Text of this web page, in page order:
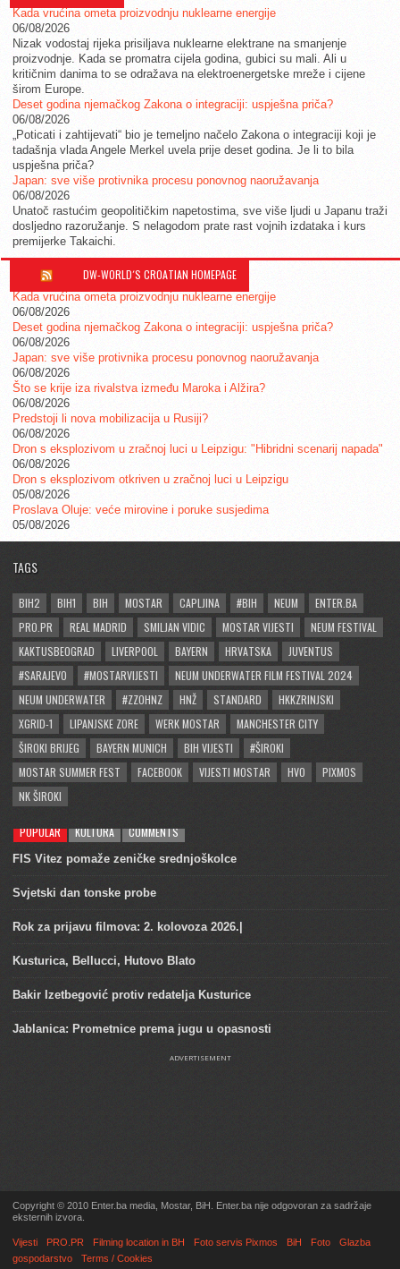
Kada vrućina ometa proizvodnju nuklearne energije
06/08/2026
Nizak vodostaj rijeka prisiljava nuklearne elektrane na smanjenje
proizvodnje. Kada se promatra cijela godina, gubici su mali. Ali u
kritičnim danima to se odražava na elektroenergetske mreže i cijene
širom Europe.
Deset godina njemačkog Zakona o integraciji: uspješna priča?
06/08/2026
„Poticati i zahtijevati“ bio je temeljno načelo Zakona o integraciji koji je
tadašnja vlada Angele Merkel uvela prije deset godina. Je li to bila
uspješna priča?
Japan: sve više protivnika procesu ponovnog naoružavanja
06/08/2026
Unatoč rastućim geopolitičkim napetostima, sve više ljudi u Japanu traži
dosljedno razoružanje. S nelagodom prate rast vojnih izdataka i kurs
premijerke Takaichi.
DW-WORLD´S CROATIAN HOMEPAGE
Kada vrućina ometa proizvodnju nuklearne energije
06/08/2026
Deset godina njemačkog Zakona o integraciji: uspješna priča?
06/08/2026
Japan: sve više protivnika procesu ponovnog naoružavanja
06/08/2026
Što se krije iza rivalstva između Maroka i Alžira?
06/08/2026
Predstoji li nova mobilizacija u Rusiji?
06/08/2026
Dron s eksplozivom u zračnoj luci u Leipzigu: "Hibridni scenarij napada"
06/08/2026
Dron s eksplozivom otkriven u zračnoj luci u Leipzigu
05/08/2026
Proslava Oluje: veće mirovine i poruke susjedima
05/08/2026
TAGS
BIH2 BIH1 BIH MOSTAR CAPLJINA #BIH NEUM
ENTER.BA
PRO.PR
REAL MADRID SMILJAN VIDIC MOSTAR VIJESTI
NEUM FESTIVAL
KAKTUSBEOGRAD
LIVERPOOL BAYERN HRVATSKA
JUVENTUS
#SARAJEVO
#MOSTARVIJESTI
NEUM UNDERWATER FILM FESTIVAL 2024
NEUM UNDERWATER
#ZZOHNZ HNŽ STANDARD
HKKZRINJSKI
XGRID-1
LIPANJSKE ZORE WERK MOSTAR
MANCHESTER CITY
ŠIROKI BRIJEG
BAYERN MUNICH BIH VIJESTI
#ŠIROKI
MOSTAR SUMMER FEST
FACEBOOK VIJESTI MOSTAR HVO
PIXMOS
NK ŠIROKI
POPULAR KULTURA COMMENTS
FIS Vitez pomaže zeničke srednjoškolce
Svjetski dan tonske probe
Rok za prijavu filmova: 2. kolovoza 2026.|
Kusturica, Bellucci, Hutovo Blato
Bakir Izetbegović protiv redatelja Kusturice
Jablanica: Prometnice prema jugu u opasnosti
ADVERTISEMENT
Copyright © 2010 Enter.ba media, Mostar, BiH. Enter.ba nije odgovoran za sadržaje
eksternih izvora.
Vijesti PRO.PR Filming location in BH Foto servis Pixmos BiH Foto
Glazba
gospodarstvo
Terms / Cookies